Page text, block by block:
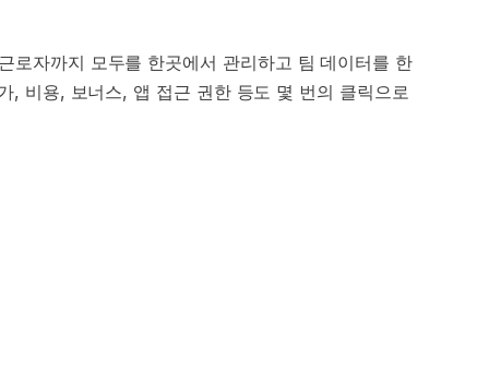
로자까지 모두를 한곳에서 관리하고 팀 데이터를 한
, 비용, 보너스, 앱 접근 권한 등도 몇 번의 클릭으로